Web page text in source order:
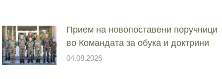
Прием на новопоставени поручници
во Командата за обука и доктрини
04.08.2026